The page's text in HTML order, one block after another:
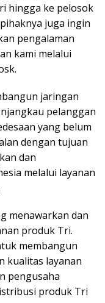
hingga ke pelosok
juga ingin
pengalaman
kami melalui
jaringan
pelanggan
yang belum
dengan tujuan
dan
melalui layanan
menawarkan dan
produk Tri.
membangun
kualitas layanan
pengusaha
produk Tri